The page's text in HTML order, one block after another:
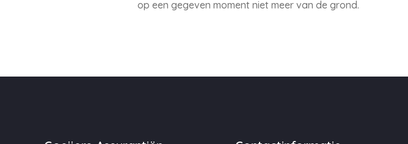
op een gegeven moment niet meer van de grond.